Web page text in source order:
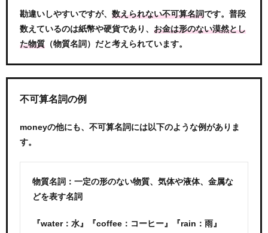
勘違いしやすいですが、 数えられない不可算名詞です。普段
数えているのは紙幣や硬貨であり、 お金は形のない漠然とし
た物質 （物質名詞）だと考えられています。
不可算名詞の例
moneyの他にも、不可算名詞には以下のような例がありま
す。
物質名詞：一定の形のない物質、気体や液体、金属な
どを表す名詞
『water：水』『coffee：コーヒー』『rain：雨』